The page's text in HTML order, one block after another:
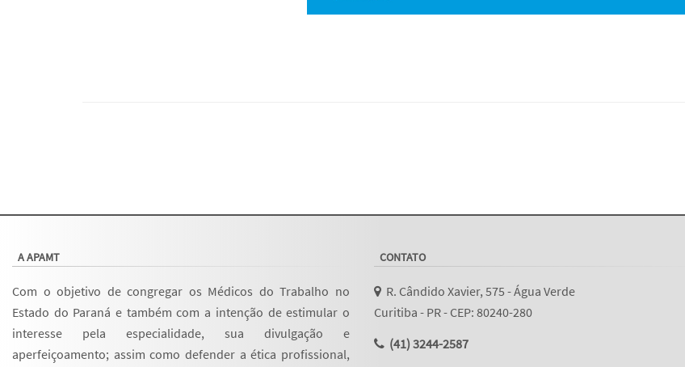
A APAMT
Com o objetivo de congregar os Médicos do Trabalho no
Estado do Paraná e também com a intenção de estimular o
interesse pela especialidade, sua divulgação e
aperfeiçoamento; assim como defender a ética profissional,
CONTATO
R. Cândido Xavier, 575 - Água Verde
Curitiba - PR - CEP: 80240-280
(41) 3244-2587